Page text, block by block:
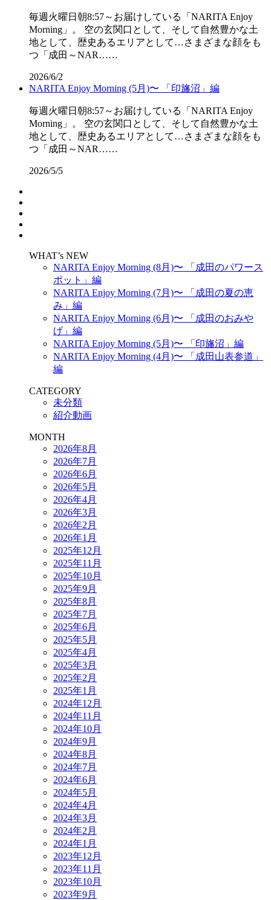
毎週火曜日朝8:57～お届けしている「NARITA Enjoy
Morning」。 空の玄関口として、そして自然豊かな土
地として、歴史あるエリアとして…さまざまな顔をも
つ「成田～NAR……
2026/6/2
NARITA Enjoy Morning (5月)〜 「印旛沼」編
毎週火曜日朝8:57～お届けしている「NARITA Enjoy
Morning」。 空の玄関口として、そして自然豊かな土
地として、歴史あるエリアとして…さまざまな顔をも
つ「成田～NAR……
2026/5/5
WHAT’s NEW
NARITA Enjoy Morning (8月)〜 「成田のパワース
ポット」編
NARITA Enjoy Morning (7月)〜 「成田の夏の恵
み」編
NARITA Enjoy Morning (6月)〜 「成田のおみや
げ」編
NARITA Enjoy Morning (5月)〜 「印旛沼」編
NARITA Enjoy Morning (4月)〜 「成田山表参道」
編
CATEGORY
未分類
紹介動画
MONTH
2026年8月
2026年7月
2026年6月
2026年5月
2026年4月
2026年3月
2026年2月
2026年1月
2025年12月
2025年11月
2025年10月
2025年9月
2025年8月
2025年7月
2025年6月
2025年5月
2025年4月
2025年3月
2025年2月
2025年1月
2024年12月
2024年11月
2024年10月
2024年9月
2024年8月
2024年7月
2024年6月
2024年5月
2024年4月
2024年3月
2024年2月
2024年1月
2023年12月
2023年11月
2023年10月
2023年9月